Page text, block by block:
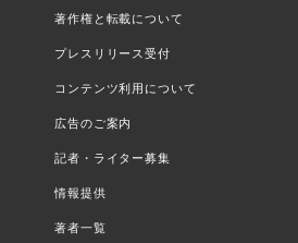
著作権と転載について
プレスリリース受付
コンテンツ利用について
広告のご案内
記者・ライター募集
情報提供
著者一覧